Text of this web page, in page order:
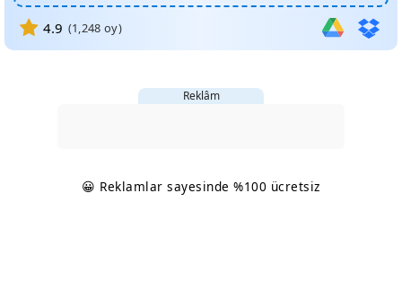
4.9 (1,248 oy)
Reklâm
😀 Reklamlar sayesinde %100 ücretsiz